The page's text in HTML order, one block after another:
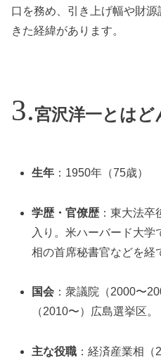
口を務め、引き上げ幅や財
きた経緯があります。
宮沢洋一とはど
生年 ：1950年（75歳）
学歴・官僚歴 ：東大法卒
入り。米ハーバード大
相の首席秘書官などを経
国会 ：衆議院（2000〜
（2010〜）広島選挙区。
主な役職 ：経済産業相